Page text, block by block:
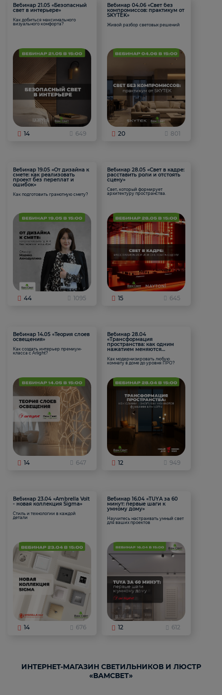
Вебинар 21.05 «Безопасный
свет в интерьере»
Как добиться максимального
визуального комфорта?
14 649
Вебинар 04.06 «Свет без
компромиссов: практикум от
SKYTEK»
Живой разбор световых решений
20 801
Вебинар 19.05 «От дизайна к
смете: как реализовать
проект без переплат и
ошибок»
Как подготовить грамотную смету?
44 1095
Вебинар 28.05 «Свет в кадре:
расставить роли и отстоять
сцену»
Свет, который формирует
архитектуру пространства.
15 645
Вебинар 14.05 «Теория слоев
освещения»
Как создать интерьер премиум-
класса с Arlight?
14 647
Вебинар 28.04
«Трансформация
пространства: как одним
нажатием меняются
Как модернизировать любую
комнату в доме до уровня ПРО?
12 949
Вебинар 23.04 «Ambrella Volt
- новая коллекция Sigma»
Стиль и технологии в каждой
детали
14 676
Вебинар 16.04 «TUYA за 60
минут: первые шаги к
умному дому»
Научитесь настраивать умный свет
для ваших проектов
12 612
ИНТЕРНЕТ-МАГАЗИН СВЕТИЛЬНИКОВ И ЛЮСТР
«ВАМСВЕТ»